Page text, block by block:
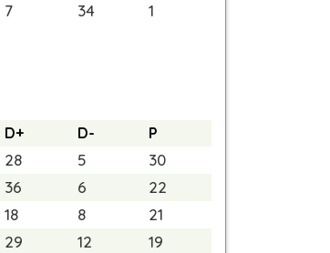
7 34 1
D+ D- P
28 5
30
36 6
22
18 8
21
29 12
19